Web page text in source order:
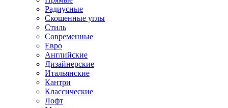
Радиусные
Скошенные углы
Стиль
Современные
Евро
Английские
Дизайнерские
Итальянские
Кантри
Классические
Лофт